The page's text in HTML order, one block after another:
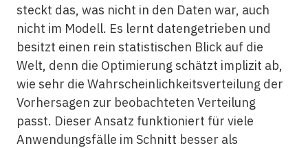
steckt das, was nicht in den Daten war, auch
nicht im Modell. Es lernt datengetrieben und
besitzt einen rein statistischen Blick auf die
Welt, denn die Optimierung schätzt implizit ab,
wie sehr die Wahrscheinlichkeitsverteilung der
Vorhersagen zur beobachteten Verteilung
passt. Dieser Ansatz funktioniert für viele
Anwendungsfälle im Schnitt besser als